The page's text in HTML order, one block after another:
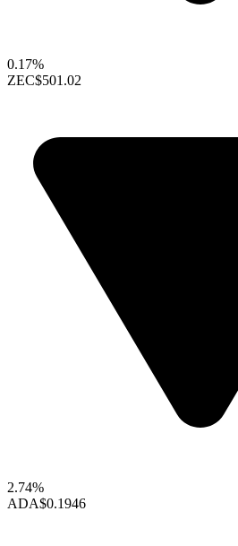
0.17%
ZEC$501.02
2.74%
ADA$0.1946